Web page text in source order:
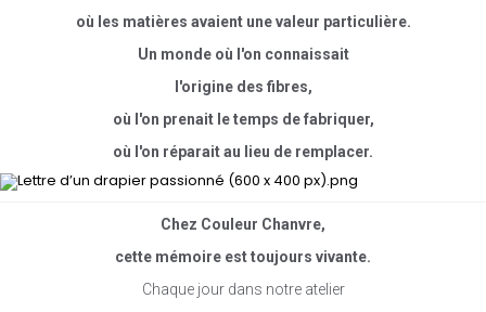
où les matières avaient une valeur particulière.
Un monde où l'on connaissait
l'origine des fibres,
où l'on prenait le temps de fabriquer,
où l'on réparait au lieu de remplacer.
Chez Couleur Chanvre,
cette mémoire est toujours vivante.
Chaque jour dans notre atelier